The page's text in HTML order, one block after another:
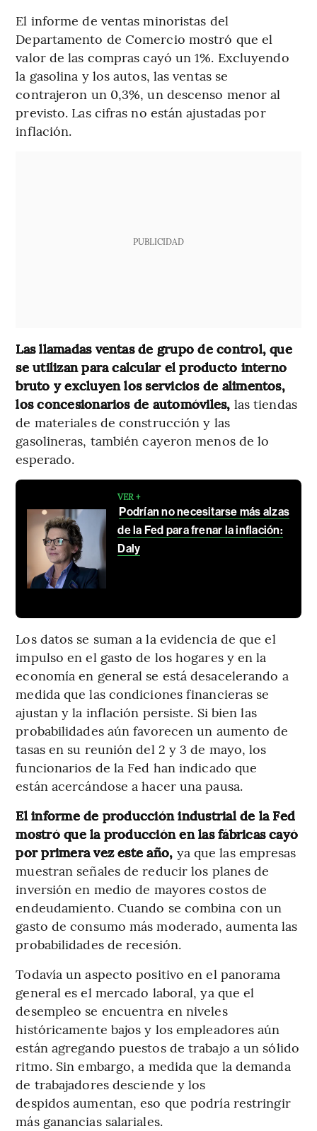
El informe de ventas minoristas del
Departamento de Comercio mostró que el
valor de las compras cayó un 1%. Excluyendo
la gasolina y los autos, las ventas se
contrajeron un 0,3%, un descenso menor al
previsto. Las cifras no están ajustadas por
inflación.
PUBLICIDAD
Las llamadas ventas de grupo de control, que
se utilizan para calcular el producto interno
bruto y excluyen los servicios de alimentos,
los concesionarios de automóviles, las tiendas
de materiales de construcción y las
gasolineras, también cayeron menos de lo
esperado.
VER +
Podrían no necesitarse más alzas
de la Fed para frenar la inflación:
Daly
Los datos se suman a la evidencia de que el
impulso en el gasto de los hogares y en la
economía en general se está desacelerando a
medida que las condiciones financieras se
ajustan y la inflación persiste. Si bien las
probabilidades aún favorecen un aumento de
tasas en su reunión del 2 y 3 de mayo, los
funcionarios de la Fed han indicado que
están acercándose a hacer una pausa.
El informe de producción industrial de la Fed
mostró que la producción en las fábricas cayó
por primera vez este año, ya que las empresas
muestran señales de reducir los planes de
inversión en medio de mayores costos de
endeudamiento. Cuando se combina con un
gasto de consumo más moderado, aumenta las
probabilidades de recesión.
Todavía un aspecto positivo en el panorama
general es el mercado laboral, ya que el
desempleo se encuentra en niveles
históricamente bajos y los empleadores aún
están agregando puestos de trabajo a un sólido
ritmo. Sin embargo, a medida que la demanda
de trabajadores desciende y los
despidos aumentan, eso que podría restringir
más ganancias salariales.